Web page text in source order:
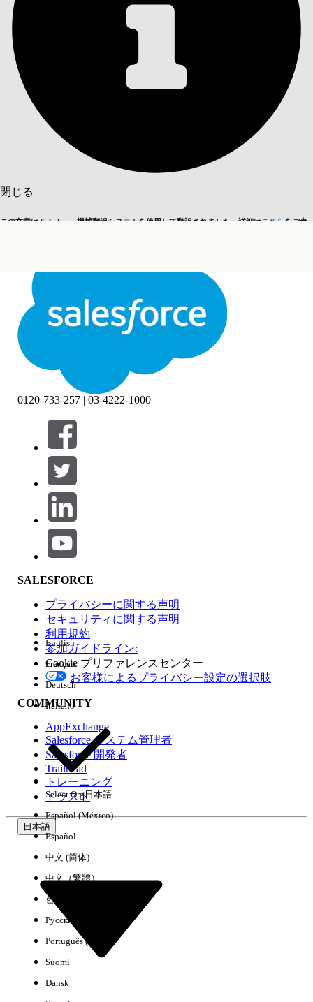
閉じる
この文章は Salesforce 機械翻訳システムを使用して翻訳されました。詳細はこちら をご参
閉じる 閉じる
絞り込み条件 (0)
絞り込み条件を選択
製品エリア
機能の影響
エディション
環境
0120-733-257 | 03-4222-1000
SALESFORCE
プライバシーに関する声明
セキュリティに関する声明
利用規約
参加ガイドライン:
Cookie プリファレンスセンター
お客様によるプライバシー設定の選択肢
COMMUNITY
AppExchange
Salesforce システム管理者
Salesforce 開発者
Trailhead
トレーニング
トラスト
日本語
English
Français
Deutsch
Italiano
Select Org日本語
Español (México)
Español
中文 (简体)
中文（繁體）
한국어
Русский
Português (Brasil)
Suomi
Dansk